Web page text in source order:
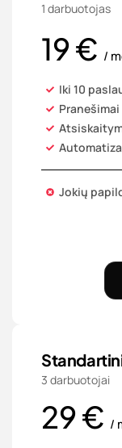
1 darbuotojas
19 € /
Iki 10
Jokių
3 darbuotojai
29 € /